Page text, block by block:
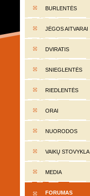
BURLENTĖS
JĖGOS AITVARAI
DVIRATIS
SNIEGLENTĖS
RIEDLENTĖS
ORAI
NUORODOS
VAIKŲ STOVYKLA
MEDIA
FORUMAS